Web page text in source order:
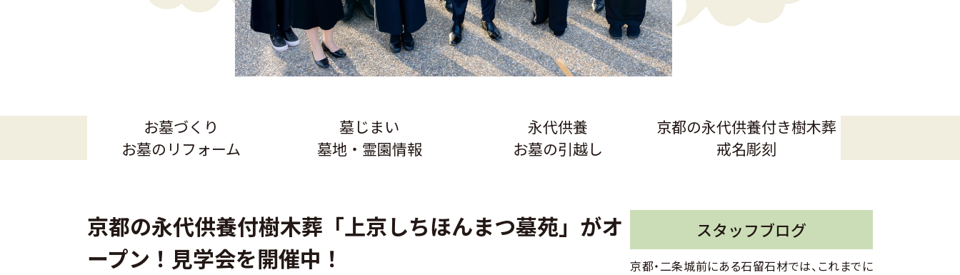
お墓づくり 墓じまい 永代供養
京都の永代供養付き樹木葬
お墓のリフォーム
墓地・霊園情報 お墓の引越し 戒名彫刻
京都の永代供養付樹木葬「上京しちほんまつ墓苑」がオ
ープン！見学会を開催中！
スタッフブログ
京都・二条城前にある石留石材では、これまでに